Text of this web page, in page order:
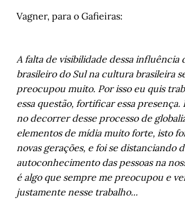
Vagner, para o Gafieiras:
A falta de visibilidade dessa influência
brasileiro do Sul na cultura brasileira
preocupou muito. Por isso eu quis
essa questão, fortificar essa presença.
no decorrer desse processo de
elementos de mídia muito forte, isto
novas gerações, e foi se distanciando
autoconhecimento das pessoas na
é algo que sempre me preocupou e
justamente nesse trabalho...